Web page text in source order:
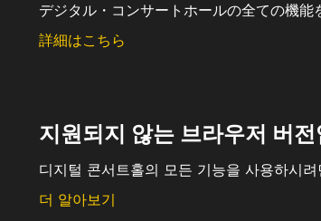
デジタル・コンサートホールの全ての機能
詳細はこちら
지원되지 않는 브라우저 버
디지털 콘서트홀의 모든 기능을 사용하시
더 알아보기